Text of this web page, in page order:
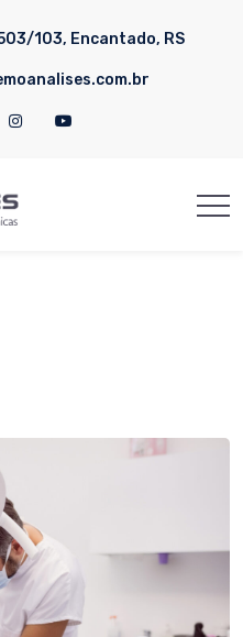
103, Encantado, RS